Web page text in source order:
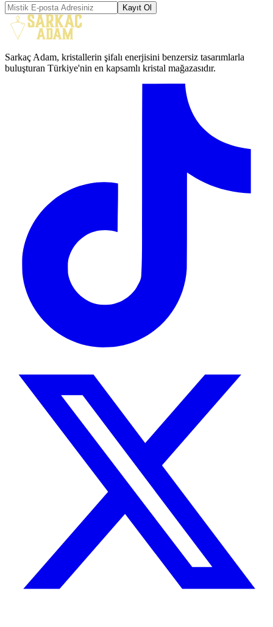
Kayıt Ol
Sarkaç Adam, kristallerin şifalı enerjisini benzersiz tasarımlarla
buluşturan Türkiye'nin en kapsamlı kristal mağazasıdır.